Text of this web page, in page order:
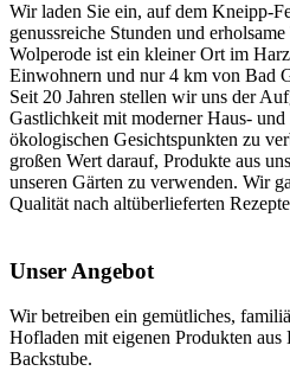
Wir laden Sie ein, auf dem Kneipp-
genussreiche Stunden und
Wolperode ist ein kleiner Ort im
Einwohnern und nur 4 km von Bad
Seit 20 Jahren stellen wir uns der
Gastlichkeit mit moderner Haus-
ökologischen Gesichtspunkten zu
großen Wert darauf, Produkte aus
unseren Gärten zu verwenden. Wir
Qualität nach altüberlieferten
Unser Angebot
Wir betreiben ein gemütliches,
Hofladen mit eigenen Produkten aus
Backstube.